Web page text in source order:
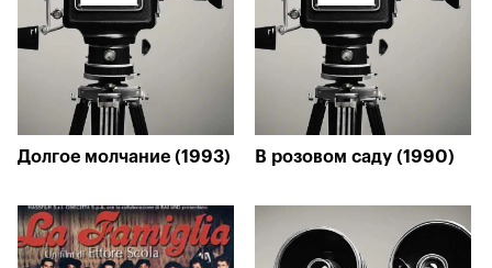
Долгое молчание (1993) В розовом саду (1990)